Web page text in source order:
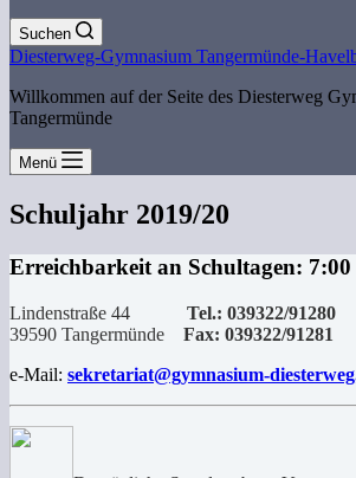
Suchen
Diesterweg-Gymnasium Tangermünde-
Willkommen auf der Seite des Diesterweg
Tangermünde
Menü
Schuljahr 2019/20
Erreichbarkeit an Schultagen:
Lindenstraße 44 Tel.: 039322/91280
39590 Tangermünde Fax: 039322/91281
e-Mail: sekretariat@gymnasium-